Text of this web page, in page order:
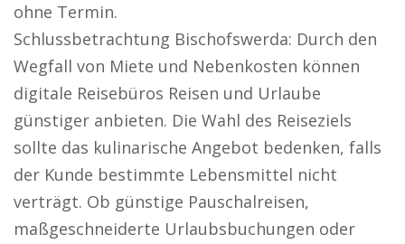
ohne Termin.
Schlussbetrachtung Bischofswerda: Durch den
Wegfall von Miete und Nebenkosten können
digitale Reisebüros Reisen und Urlaube
günstiger anbieten. Die Wahl des Reiseziels
sollte das kulinarische Angebot bedenken, falls
der Kunde bestimmte Lebensmittel nicht
verträgt. Ob günstige Pauschalreisen,
maßgeschneiderte Urlaubsbuchungen oder